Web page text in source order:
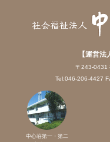
【運営
〒243-0431
Tel:046-206-4427
中心荘第一・第二